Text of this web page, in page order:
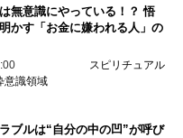
無意識にやっている！？ 悟
かす「お金に嫌われる人」の
スピリチュアル
意識領域
ブルは“自分の中の凹”が呼び